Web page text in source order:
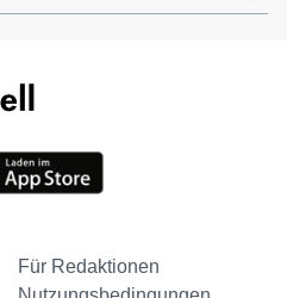
Für Redaktionen